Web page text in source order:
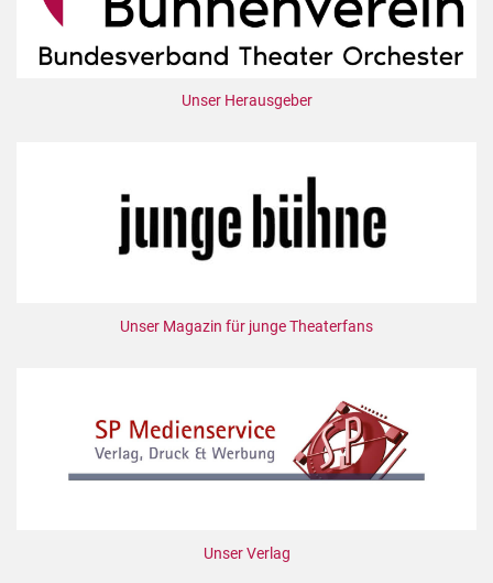
Unser Herausgeber
Unser Magazin für junge Theaterfans
Unser Verlag